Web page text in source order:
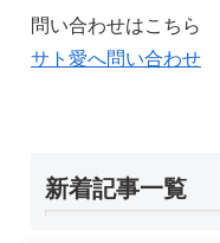
問い合わせはこちら
サト愛へ問い合わせ
新着記事一覧